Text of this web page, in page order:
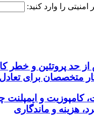
امنیتی را وارد کنید:
حد پروتئین و خطر
کامپوزیت و
هزینه و ماندگاری